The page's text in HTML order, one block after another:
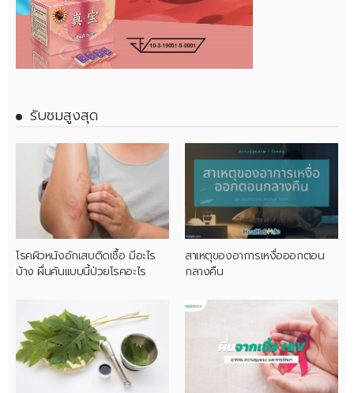
รับชมสูงสุด
โรคผิวหนังอักเสบติดเชื้อ มีอะไร
บ้าง ผื่นคันแบบนี้ป่วยโรคอะไร
สาเหตุของอาการเหงื่อออกตอน
กลางคืน